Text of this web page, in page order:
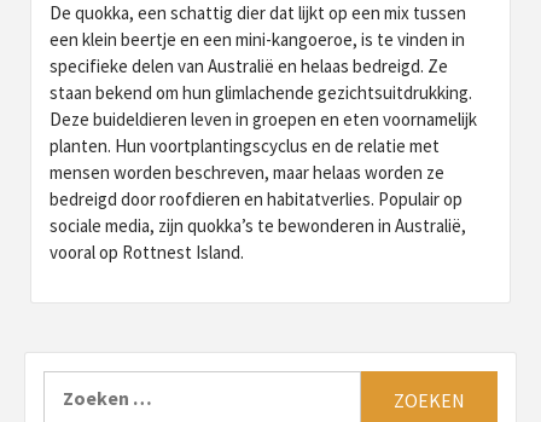
De quokka, een schattig dier dat lijkt op een mix tussen
een klein beertje en een mini-kangoeroe, is te vinden in
specifieke delen van Australië en helaas bedreigd. Ze
staan bekend om hun glimlachende gezichtsuitdrukking.
Deze buideldieren leven in groepen en eten voornamelijk
planten. Hun voortplantingscyclus en de relatie met
mensen worden beschreven, maar helaas worden ze
bedreigd door roofdieren en habitatverlies. Populair op
sociale media, zijn quokka’s te bewonderen in Australië,
vooral op Rottnest Island.